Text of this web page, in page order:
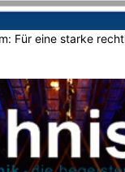
Für eine starke